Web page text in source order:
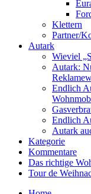
Klettern
Partner/
Autark
Wieviel
Autark:
Endlich
Endlich
Autark
Kategorie
Kommentare
Das richtige
Tour de